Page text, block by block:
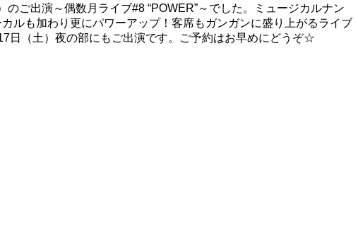
ご出演～偶数月ライブ#8 “POWER”～でした。ミュージカルナン
ルも加わり更にパワーアップ！客席もガンガンに盛り上がるライブ
日（土）夜の部にもご出演です。ご予約はお早めにどうぞ☆